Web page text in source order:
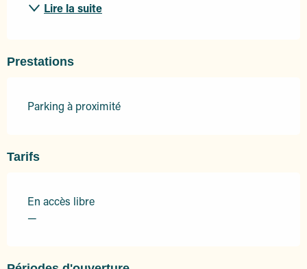
Lire la suite
Prestations
Parking à proximité
Tarifs
En accès libre
—